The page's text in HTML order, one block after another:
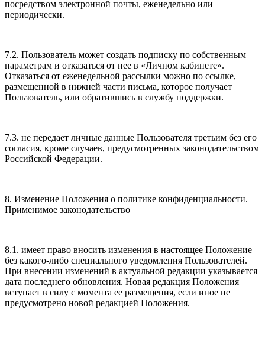
посредством электронной почты, еженедельно или
периодически.
7.2. Пользователь может создать подписку по собственным
параметрам и отказаться от нее в «Личном кабинете».
Отказаться от еженедельной рассылки можно по ссылке,
размещенной в нижней части письма, которое получает
Пользователь, или обратившись в службу поддержки.
7.3. не передает личные данные Пользователя третьим без его
согласия, кроме случаев, предусмотренных законодательством
Российской Федерации.
8. Изменение Положения о политике конфиденциальности.
Применимое законодательство
8.1. имеет право вносить изменения в настоящее Положение
без какого-либо специального уведомления Пользователей.
При внесении изменений в актуальной редакции указывается
дата последнего обновления. Новая редакция Положения
вступает в силу с момента ее размещения, если иное не
предусмотрено новой редакцией Положения.